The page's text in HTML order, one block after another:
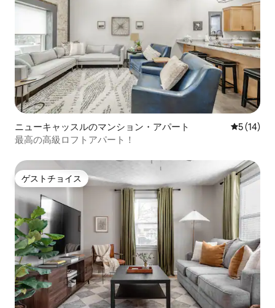
ニューキャッスルのマンション・アパート レビュー
5 (14)
最高の高級ロフトアパート！
ゲストチョイス
ゲストチョイス